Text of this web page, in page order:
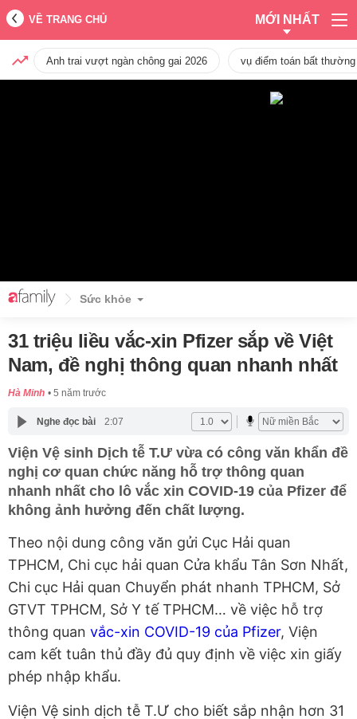
VỀ TRANG CHỦ MỚI NHẤT
Anh trai vượt ngàn chông gai 2026 vụ điểm toán bất
Sức khỏe
31 triệu liều vắc-xin Pfizer sắp về Việt
Nam, đề nghị thông quan nhanh nhất
Hà Minh 5 năm trước
Nghe đọc bài 2:07
Viện Vệ sinh Dịch tễ T.Ư vừa có công văn khẩn đề
nghị cơ quan chức năng hỗ trợ thông quan
nhanh nhất cho lô vắc xin COVID-19 của Pfizer để
không ảnh hưởng đến chất lượng.
Theo nội dung công văn gửi Cục Hải quan
TPHCM, Chi cục hải quan Cửa khẩu Tân Sơn Nhất,
Chi cục Hải quan Chuyển phát nhanh TPHCM, Sở
GTVT TPHCM, Sở Y tế TPHCM… về việc hỗ trợ
thông quan vắc-xin COVID-19 của Pfizer, Viện
cam kết tuân thủ đầy đủ quy định về việc xin giấy
phép nhập khẩu.
Viện Vệ sinh dịch tễ T.Ư cho biết sắp nhận hơn 31